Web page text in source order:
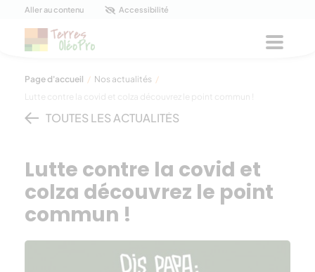
Panneau de gestion des cookies
Aller au contenu Accessibilité
Page d'accueil / Nos actualités /
Lutte contre la covid et colza découvrez le point commun !
TOUTES LES ACTUALITÉS
Lutte contre la covid et
colza découvrez le point
commun !